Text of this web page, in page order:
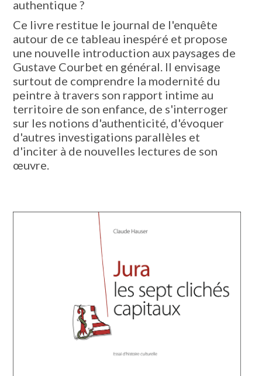
authentique ?
Ce livre restitue le journal de l'enquête
autour de ce tableau inespéré et propose
une nouvelle introduction aux paysages de
Gustave Courbet en général. Il envisage
surtout de comprendre la modernité du
peintre à travers son rapport intime au
territoire de son enfance, de s'interroger
sur les notions d'authenticité, d'évoquer
d'autres investigations parallèles et
d'inciter à de nouvelles lectures de son
œuvre.